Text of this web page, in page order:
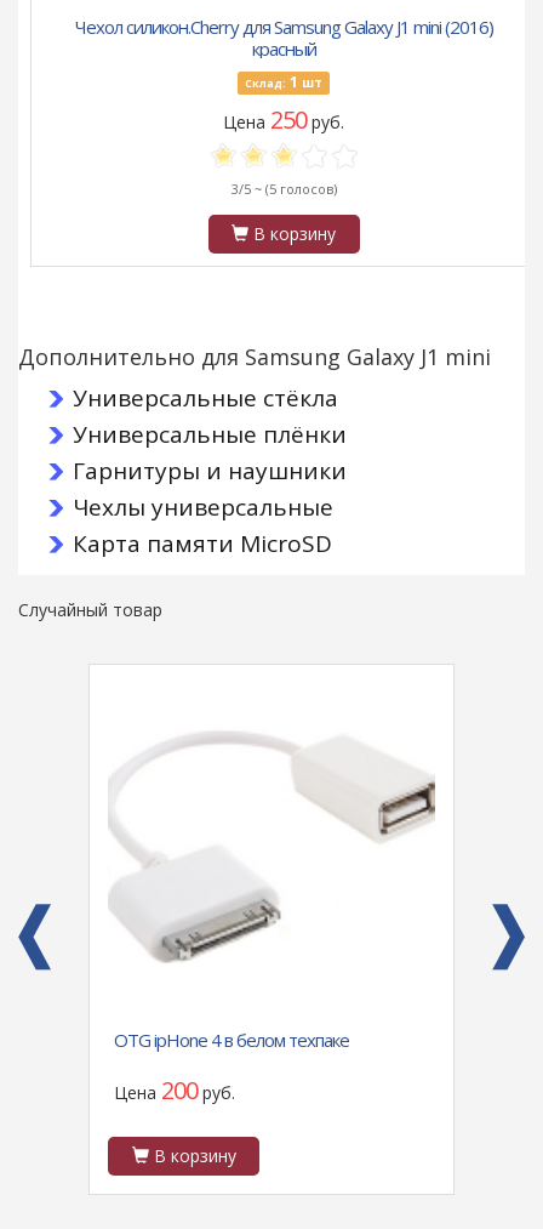
Чехол силикон.Cherry для Samsung Galaxy J1 mini (2016)
красный
Склад: 1 шт
Цена 250руб.
3/5 ~ (5 голосов)
В корзину
Дополнительно для Samsung Galaxy J1 mini
Универсальные стёкла
Универсальные плёнки
Гарнитуры и наушники
Чехлы универсальные
Карта памяти MicroSD
Случайный товар
OTG ipHone 4 в белом техпаке
Цена 200руб.
В корзину